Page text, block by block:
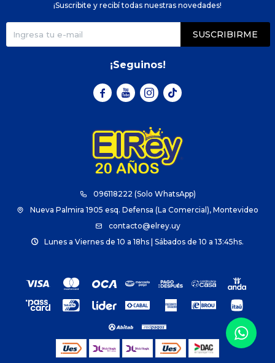
096118222 (Solo WhatsApp)
Nueva Palmira 1905 esq. Defensa (La Comercial), Montevideo
contacto@elrey.uy
Lunes a Viernes de 10 a 18hs | Sábados de 10 a 13:45hs.
¡Suscribite y recibí todas nuestras novedades!
SUSCRIBIRME
¡Seguinos!
  